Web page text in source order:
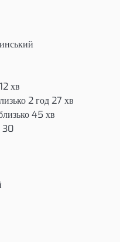
хв
2 год 27 хв
45 хв
30